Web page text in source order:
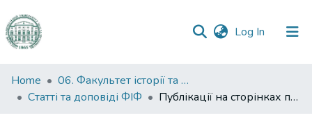
Log In (current)
Communities
&
Home
06. Факультет історії та філософії
Статті та доповіді ФІФ
Публікації на сторінках періодичної преси другої половини ХІХ ст. щодо історії Імператорського Новоросійського університету (за матеріалами газети "Одесский вестник")